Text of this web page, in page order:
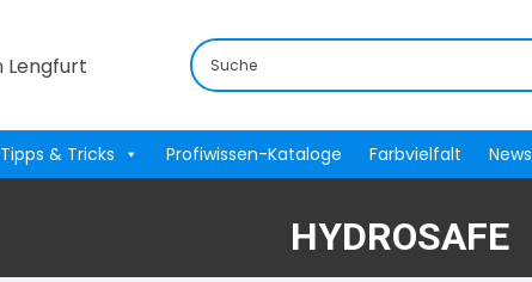
Tipps & Tricks Profiwissen-Kataloge Farbvielfalt News
HYDROSAFE